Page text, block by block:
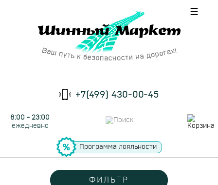
☰
+7(499) 430-00-45
8:00 - 23:00
ежедневно
Программа лояльности
ФИЛЬТР